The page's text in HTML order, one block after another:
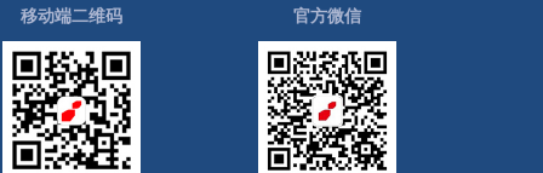
官方微信
移动端二维码